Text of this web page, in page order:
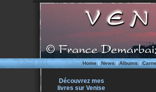
Home|News|Albums|
Découvrez mes
livres sur Venise